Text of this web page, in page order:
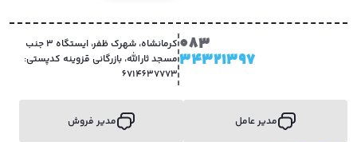
083
34321397
کرمانشاه، شهرک ظفر، ایستگاه 3 جنب
مسجد ثارالله، بازرگانی قزوینه کدپستی:
6714637773
مدیر عامل مدیر فروش